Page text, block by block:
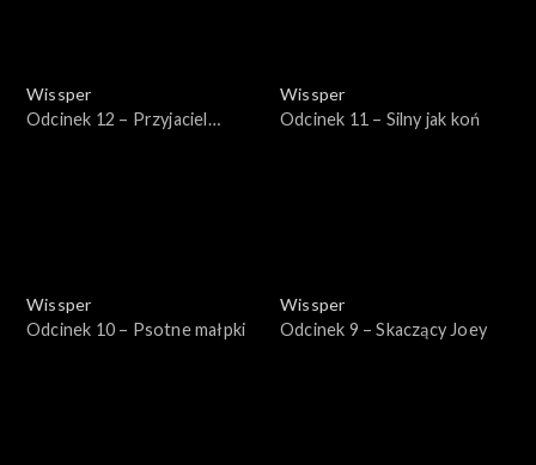
Wissper
Odcinek 12 – Przyjaciel
Wissper
Odcinek 11 – Silny jak koń
Wissper
Odcinek 10 – Psotne małpki
Wissper
Odcinek 9 – Skaczący Joey